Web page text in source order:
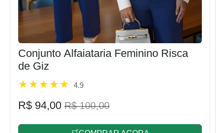
Conjunto Alfaiataria Feminino Risca
de Giz
4.9
R$ 94,00 R$ 100,00